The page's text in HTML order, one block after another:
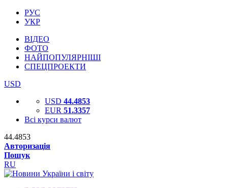
РУС
УКР
ВІДЕО
ФОТО
НАЙПОПУЛЯРНІШІ
СПЕЦПРОЕКТИ
USD
USD 44.4853
EUR 51.3357
Всі курси валют
44.4853
Авторизація
Пошук
RU